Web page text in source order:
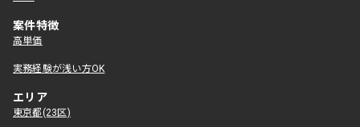
案件特徴
高単価
実務経験が浅い方OK
エリア
東京都(23区)